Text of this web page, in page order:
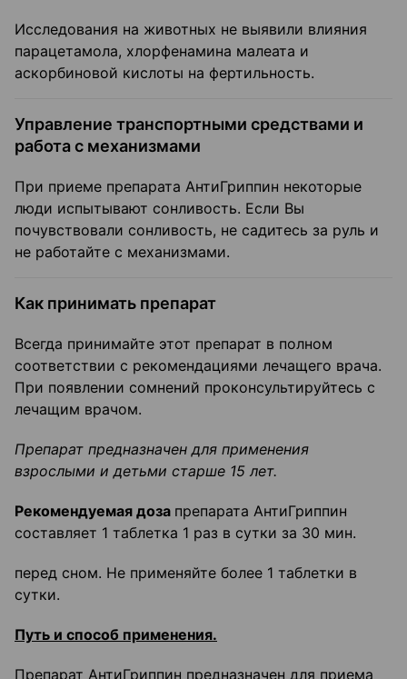
Исследования на животных не выявили влияния
парацетамола, хлорфенамина малеата и
аскорбиновой кислоты на фертильность.
Управление транспортными средствами и
работа с механизмами
При приеме препарата АнтиГриппин некоторые
люди испытывают сонливость. Если Вы
почувствовали сонливость, не садитесь за руль и
не работайте с механизмами.
Как принимать препарат
Всегда принимайте этот препарат в полном
соответствии с рекомендациями лечащего врача.
При появлении сомнений проконсультируйтесь с
лечащим врачом.
Препарат предназначен для применения
взрослыми и детьми старше 15 лет.
Рекомендуемая доза препарата АнтиГриппин
составляет 1 таблетка 1 раз в сутки за 30 мин.
перед сном. Не применяйте более 1 таблетки в
сутки.
Путь и способ применения.
Препарат АнтиГриппин предназначен для приема